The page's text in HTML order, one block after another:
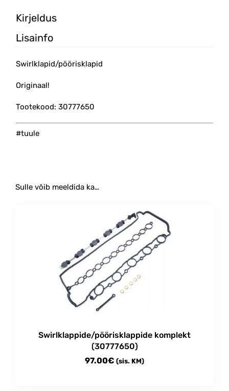
Kirjeldus
Lisainfo
Swirlklapid/pöörisklapid
Originaal!
Tootekood: 30777650
#tuule
Sulle võib meeldida ka…
Swirlklappide/pöörisklappide komplekt
(30777650)
97.00€ (sis. KM)